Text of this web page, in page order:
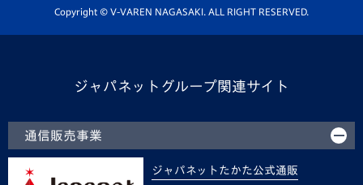
ホームタウン活動
Copyright © V-VAREN NAGASAKI. ALL RIGHT RESERVED.
ジャパネットグループ関連サイト
通信販売事業
ジャパネットたかた公式通販